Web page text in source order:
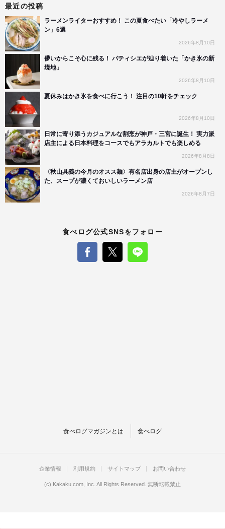
最近の投稿
ラーメンライターおすすめ！ この夏食べたい「冷やしラーメ
ン」6選
2026年8月10日
儚いからこそ心に残る！ パティシエが辿り着いた「かき氷の新
境地」
2026年8月10日
夏休みはかき氷を食べに行こう！ 注目の10軒をチェック
2026年8月10日
日常に寄り添うカジュアルな割烹が神戸・三宮に誕生！ 実力派
店主による日本料理をコースでもアラカルトでも楽しめる
2026年8月8日
〈秋山具義の今月のオスス麺〉有名店出身の店主がオープンし
た、スープが濃くておいしいラーメン店
2026年8月7日
食べログ公式SNSをフォロー
食べログマガジンとは 食べログ
企業情報 利用規約 サイトマップ お問い合わせ
(c) Kakaku.com, Inc. All Rights Reserved. 無断転載禁止